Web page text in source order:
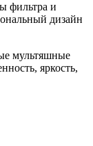
фильтра и
дизайн
мультяшные
яркость,